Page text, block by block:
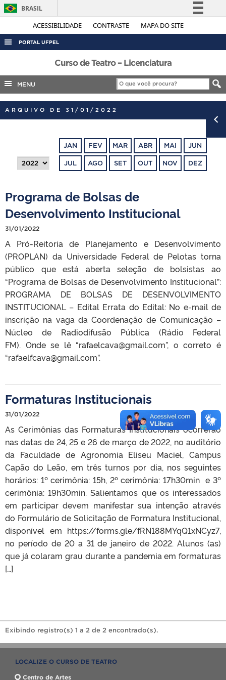
ACESSIBILIDADE CONTRASTE MAPA DO SITE
BRASIL
Simplifique!
Legislação
Canais
PORTAL UFPEL
ACESSO À INFORMAÇÃO
AUDITORIA
COBALTO
CONCURSOS
OUVIDORIA
TELEFONES
Curso de Teatro – Licenciatura
MENU
ARQUIVO DE 31/01/2022
JAN FEV MAR ABR MAI JUN
JUL AGO SET OUT NOV DEZ
Programa de Bolsas de
Desenvolvimento Institucional
31/01/2022
A Pró-Reitoria de Planejamento e Desenvolvimento
(PROPLAN) da Universidade Federal de Pelotas torna
público que está aberta seleção de bolsistas ao
“Programa de Bolsas de Desenvolvimento Institucional”:
PROGRAMA DE BOLSAS DE DESENVOLVIMENTO
INSTITUCIONAL – Edital Errata do Edital: No e-mail de
inscrição na vaga da Coordenação de Comunicação –
Núcleo de Radiodifusão Pública (Rádio Federal
FM). Onde se lê “rafaelcava@gmail.com”, o correto é
“rafaelfcava@gmail.com”.
Formaturas Institucionais
31/01/2022
As Cerimônias das Formaturas Institucionais ocorrerão
nas datas de 24, 25 e 26 de março de 2022, no auditório
da Faculdade de Agronomia Eliseu Maciel, Campus
Capão do Leão, em três turnos por dia, nos seguintes
horários: 1º cerimônia: 15h, 2º cerimônia: 17h30min e 3º
cerimônia: 19h30min. Salientamos que os interessados
em participar devem manifestar sua intenção através
do Formulário de Solicitação de Formatura Institucional,
disponível em https://forms.gle/fRN188MYqQ1xNCyz7,
no período de 20 a 31 de janeiro de 2022. Alunos (as)
que já colaram grau durante a pandemia em formaturas
[…]
Exibindo registro(s) 1 a 2 de 2 encontrado(s).
LOCALIZE O CURSO DE TEATRO
Centro de Artes